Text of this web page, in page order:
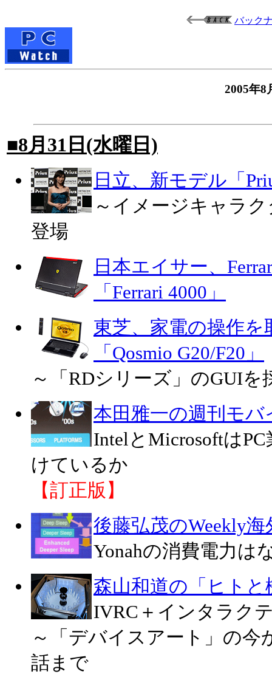
バック
2005年
■8月31日(水曜日)
日立、新モデル「
～イメージキャラ
登場
日本エイサー、
「Ferrari 4000」
東芝、家電の操作
「Qosmio G20/F20」
～「RDシリーズ」のGUI
本田雅一の週刊モバ
IntelとMicrosoftは
けているか
【訂正版】
後藤弘茂のWeekly
Yonahの消費電力は
森山和道の「ヒトと
IVRC＋インタラク
～「デバイスアート」の今
話まで